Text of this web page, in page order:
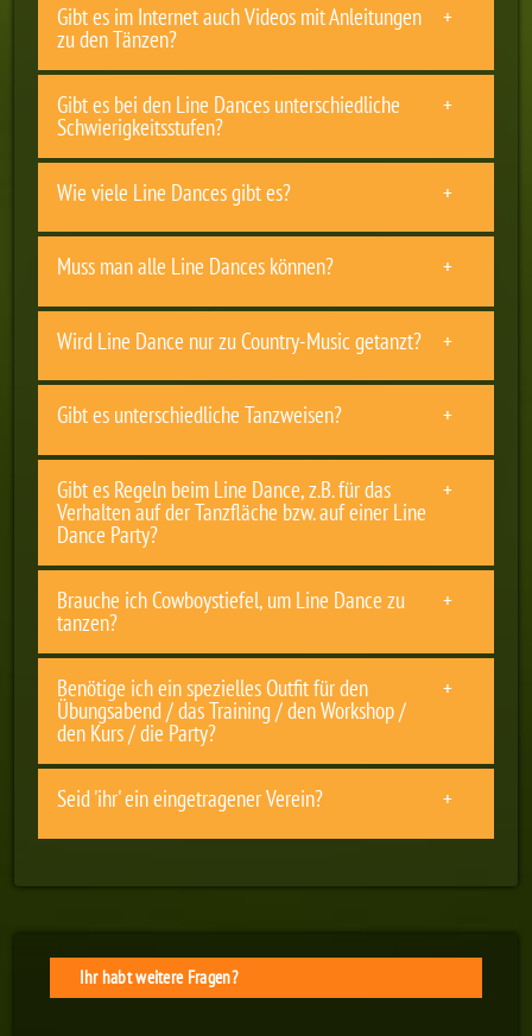
Gibt es im Internet auch Videos mit Anleitungen
zu den Tänzen?
Gibt es bei den Line Dances unterschiedliche
Schwierigkeitsstufen?
Wie viele Line Dances gibt es?
Muss man alle Line Dances können?
Wird Line Dance nur zu Country-Music getanzt?
Gibt es unterschiedliche Tanzweisen?
Gibt es Regeln beim Line Dance, z.B. für das
Verhalten auf der Tanzfläche bzw. auf einer Line
Dance Party?
Brauche ich Cowboystiefel, um Line Dance zu
tanzen?
Benötige ich ein spezielles Outfit für den
Übungsabend / das Training / den Workshop /
den Kurs / die Party?
Seid 'ihr' ein eingetragener Verein?
Ihr habt weitere Fragen?